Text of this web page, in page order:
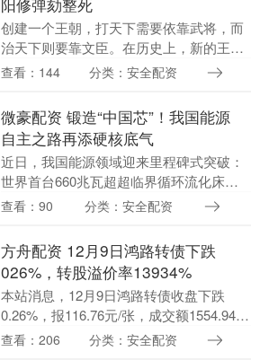
创建一个王朝，打天下需要依靠武将，而
治天下则要靠文臣。在历史上，新的王朝
一旦建立，开国皇帝的权力自然是最大
手握兵权的开国元勋....
查看：144 分类：安全配资
微豪配资 锻造“中国芯”！我国能源
自主之路再添硬核底气
近日，我国能源领域迎来里程碑式突破：
世界首台660兆瓦超超临界循环流化床锅
炉通过鉴定、国内首套1500℃等级单轴重
查看：90 分类：安全配资
方舟配资 12月9日鸿路转债下跌
026%，转股溢价率13934%
本站消息，12月9日鸿路转债收盘下跌
0.26%，报116.76元/张，成交额1554.94万
元，转股溢价率139.34%。 资料显示，鸿
查看：206 分类：安全配资